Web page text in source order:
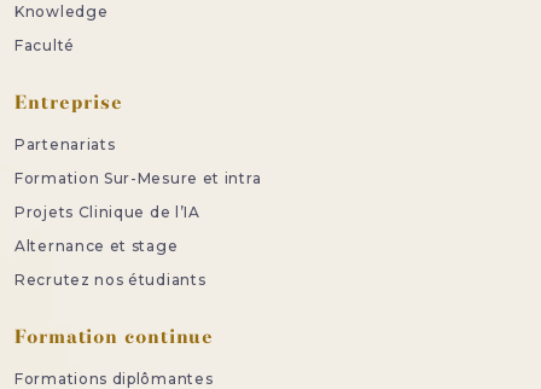
Knowledge
Faculté
Entreprise
Partenariats
Formation Sur-Mesure et intra
Projets Clinique de l’IA
Alternance et stage
Recrutez nos étudiants
Formation continue
Formations diplômantes